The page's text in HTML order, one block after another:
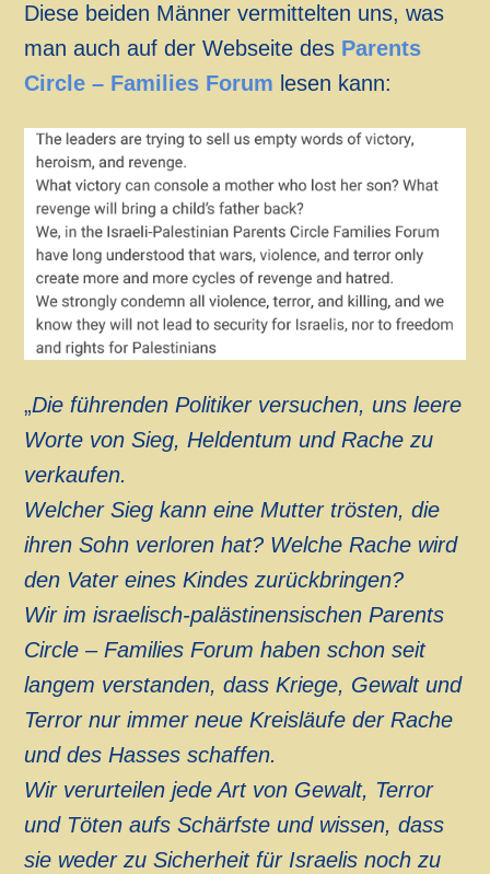
Diese beiden Männer vermittelten uns, was
man auch auf der Webseite des Parents
Circle – Families Forum lesen kann:
„Die führenden Politiker versuchen, uns leere
Worte von Sieg, Heldentum und Rache zu
verkaufen.
Welcher Sieg kann eine Mutter trösten, die
ihren Sohn verloren hat? Welche Rache wird
den Vater eines Kindes zurückbringen?
Wir im israelisch-palästinensischen Parents
Circle – Families Forum haben schon seit
langem verstanden, dass Kriege, Gewalt und
Terror nur immer neue Kreisläufe der Rache
und des Hasses schaffen.
Wir verurteilen jede Art von Gewalt, Terror
und Töten aufs Schärfste und wissen, dass
sie weder zu Sicherheit für Israelis noch zu